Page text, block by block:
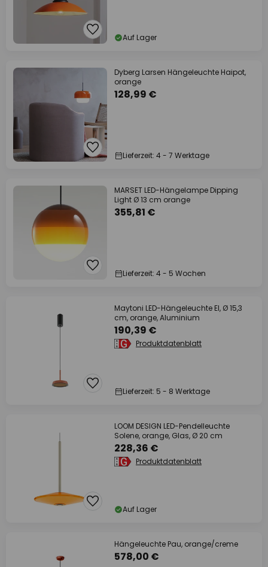
Auf Lager
Dyberg Larsen Hängeleuchte Haipot,
orange
128,99 €
Lieferzeit: 4 - 7 Werktage
MARSET LED-Hängelampe Dipping
Light Ø 13 cm orange
355,81 €
Lieferzeit: 4 - 5 Wochen
Maytoni LED-Hängeleuchte El, Ø 15,3
cm, orange, Aluminium
190,39 €
Produktdatenblatt
Lieferzeit: 5 - 8 Werktage
LOOM DESIGN LED-Pendelleuchte
Solene, orange, Glas, Ø 20 cm
228,36 €
Produktdatenblatt
Auf Lager
Hängeleuchte Pau, orange/creme
578,00 €